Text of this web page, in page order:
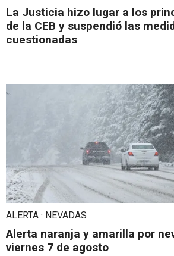
La Justicia hizo lugar a los
de la CEB y suspendió las
cuestionadas
ALERTA · NEVADAS
Alerta naranja y amarilla por
viernes 7 de agosto